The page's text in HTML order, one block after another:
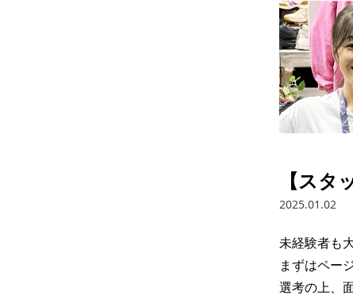
【ス
2025.01.02
未経験者も
まずはペー
選考の上、